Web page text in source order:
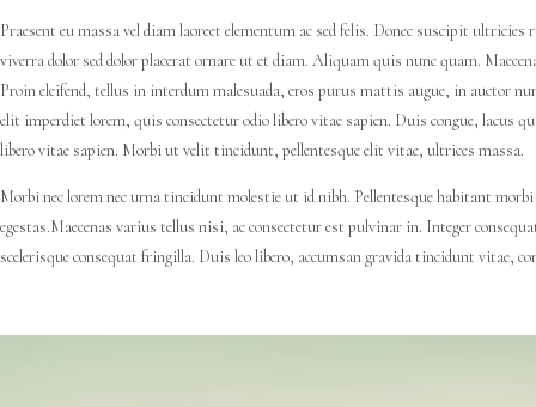
Praesent eu massa vel diam laoreet elementum ac sed felis. Donec suscipit
viverra dolor sed dolor placerat ornare ut et diam. Aliquam quis nunc quam.
Proin eleifend, tellus in interdum malesuada, eros purus mattis augue, in auctor
elit imperdiet lorem, quis consectetur odio libero vitae sapien. Duis congue, lacus
libero vitae sapien. Morbi ut velit tincidunt, pellentesque elit vitae, ultrices massa.
Morbi nec lorem nec urna tincidunt molestie ut id nibh. Pellentesque habitant
egestas.Maecenas varius tellus nisi, ac consectetur est pulvinar in. Integer
scelerisque consequat fringilla. Duis leo libero, accumsan gravida tincidunt vitae,